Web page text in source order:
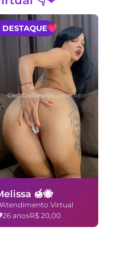
DESTAQUE
🍯🐝
Atendimento Virtual
26 anosR$ 20,00